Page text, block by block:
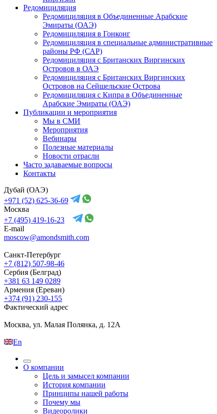
Редомициляция
Редомициляция в Объединенные Арабские
Эмираты (ОАЭ)
Редомициляция в Гонконг
Редомициляция в специальные административные
районы РФ (САР)
Редомициляция с Британских Виргинских
Островов в ОАЭ
Редомициляция с Британских Виргинских
Островов на Сейшельские Острова
Редомициляция с Кипра в Объединенные
Арабские Эмираты (ОАЭ)
Публикации и мероприятия
Мы в СМИ
Мероприятия
Вебинары
Полезные материалы
Новости отрасли
Часто задаваемые вопросы
Контакты
Дубай (ОАЭ)
+971 (52) 625-36-69
Москва
+7 (495) 419-16-23
E-mail
moscow@amondsmith.com
Санкт-Петербург
+7 (812) 507-98-46
Сербия (Белград)
+381 63 149 0289
Армения (Ереван)
+374 (91) 230-155
Фактический адрес
Москва, ул. Малая Полянка, д. 12А
En
О компании
Цель и замысел компании
История компании
Принципы нашей работы
Почему мы
Видеоролики